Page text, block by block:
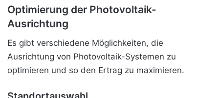
Optimierung der Photovoltaik-
Ausrichtung
Es gibt verschiedene Möglichkeiten, die
Ausrichtung von Photovoltaik-Systemen zu
optimieren und so den Ertrag zu maximieren.